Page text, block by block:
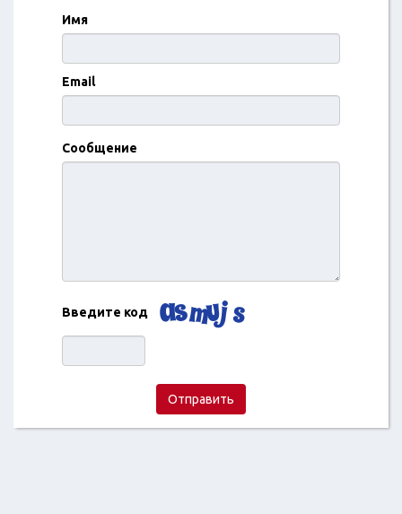
Имя
Email
Сообщение
Введите код
Отправить